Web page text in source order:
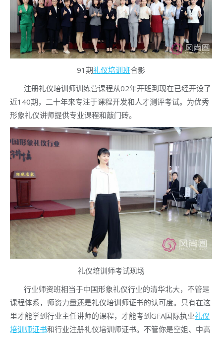
91期礼仪培训班合影
注册礼仪培训师训练营课程从02年开班到现在已经开设了
近140期，二十年来专注于课程开发和人才测评考试。为优秀
形象礼仪讲师提供专业课程和敲门砖。
礼仪培训师考试现场
行业师资班相当于中国形象礼仪行业的清华北大，不管是
课程体系，师资力量还是礼仪培训师证书的认可度。只有在这
里才能学到行业主任讲师的课程，才能考到GFA国际执业礼仪
培训师证书和行业注册礼仪培训师证书。不管你是空姐、中高